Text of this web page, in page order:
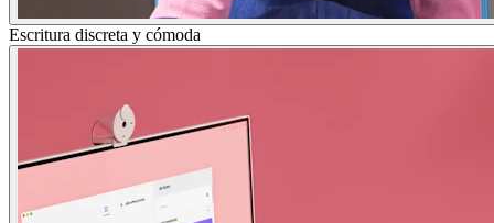
Escritura discreta y cómoda